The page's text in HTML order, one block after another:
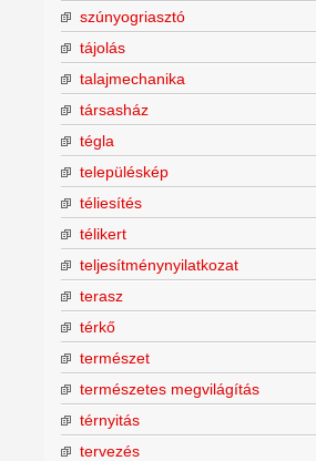
szúnyogriasztó
tájolás
talajmechanika
társasház
tégla
településkép
téliesítés
télikert
teljesítménynyilatkozat
terasz
térkő
természet
természetes megvilágítás
térnyitás
tervezés